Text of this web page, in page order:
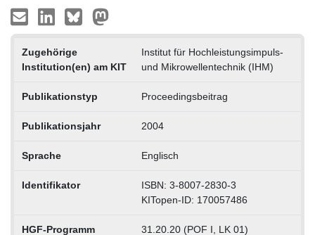
Zugehörige
Institution(en) am KIT
Institut für Hochleistungsimpuls-
und Mikrowellentechnik (IHM)
Publikationstyp Proceedingsbeitrag
Publikationsjahr 2004
Sprache Englisch
Identifikator
ISBN: 3-8007-2830-3
KITopen-ID: 170057486
HGF-Programm 31.20.20 (POF I, LK 01)